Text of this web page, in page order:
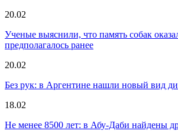
20.02
Ученые выяснили, что память собак
предполагалось ранее
20.02
Без рук: в Аргентине нашли новый вид
18.02
Не менее 8500 лет: в Абу-Даби найдены